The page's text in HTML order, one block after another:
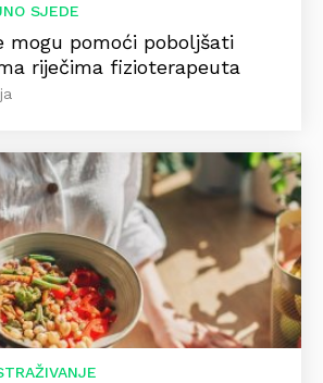
SJEDE
mogu pomoći poboljšati
riječima fizioterapeuta